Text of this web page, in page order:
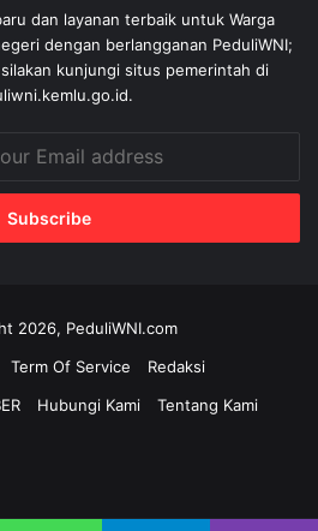
dan layanan terbaik untuk Warga
dengan berlangganan PeduliWNI;
kunjungi situs pemerintah di
2026, PeduliWNI.com
Term Of Service
Redaksi
Hubungi Kami Tentang Kami